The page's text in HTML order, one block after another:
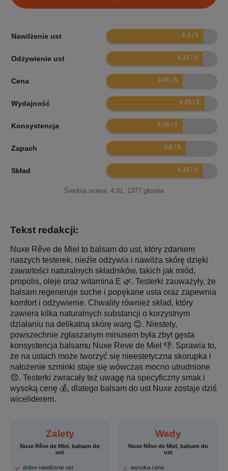
Nawilżenie ust 8.8
Odżywienie ust 8.7
Cena 6.9
Wydajność 8.9
Konsystencja 6.9
Zapach 7.2
Skład 8.7
Średnia ocena: 4.01 1377 głosów
Tekst redakcji:
Nuxe Rêve de Miel to balsam do ust, który zdaniem
naszych testerek, nieźle odżywia i nawilża skórę dzięki
zawartości naturalnych składników, takich jak miód,
propolis, oleje oraz witamina E 🌿. Testerki zauważyły, że
balsam regeneruje suche i popękane usta oraz zapewnia
komfort i odżywienie. Chwaliły również skład, który
zawiera kilka naturalnych substancji o korzystnym
działaniu na delikatną skórę warg 😊. Niestety,
powszechnie zgłaszanym minusem była zbyt gęsta
konsystencja balsamu Nuxe Reve de Miel 👎. Sprawia to,
że na ustach może tworzyć się nieestetyczna skorupka i
nałożenie szminki staje się wówczas mocno utrudnione
😞. Testerki zwracały też uwagę na specyficzny smak i
wysoką cenę 💰, dlatego balsam do ust Nuxe zostaje dziś
wiceliderem.
Zalety
Nuxe Rêve de Miel, balsam do
ust
dobre nawilżenie ust
Wady
Nuxe Rêve de Miel, balsam do
ust
wysoka cena